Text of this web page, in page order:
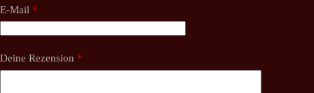
E-Mail *
Deine Rezension *